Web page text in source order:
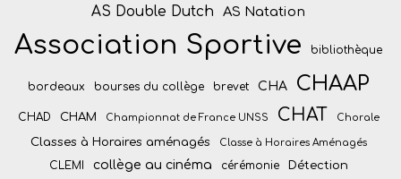
AS Double Dutch AS Natation
Association Sportive bibliothèque
bordeaux bourses du collège brevet CHA CHAAP
CHAD CHAM Championnat de France UNSS CHAT Chorale
Classes à Horaires aménagés Classe à Horaires Aménagés
CLEMI collège au cinéma cérémonie Détection